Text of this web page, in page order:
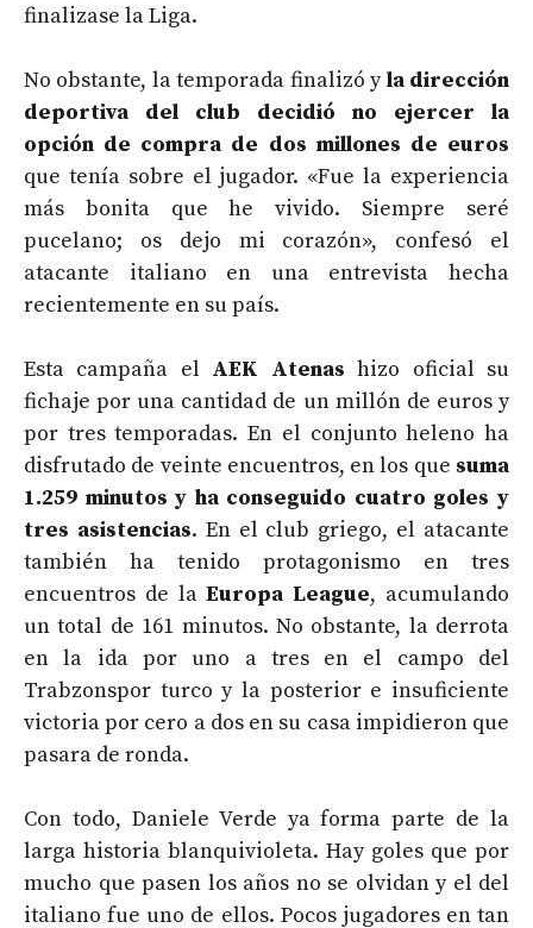
finalizase la Liga.
No obstante, la temporada finalizó yla dirección
deportiva del club decidió no ejercer la
opción de compra de dos millones de euros
que tenía sobre el jugador. «Fue la experiencia
más bonita que he vivido. Siempre seré
pucelano; os dejo mi corazón», confesó el
atacante italiano en una entrevista hecha
recientemente en su país.
Esta campaña el AEK Atenas hizo oficial su
fichaje por una cantidad de un millón de euros y
por tres temporadas. En el conjunto heleno ha
disfrutado de veinte encuentros, en los que suma
1.259 minutos y ha conseguido cuatro goles y
tres asistencias. En el club griego, el atacante
también ha tenido protagonismo en tres
encuentros de laEuropa League, acumulando
un total de 161 minutos. No obstante, la derrota
en la ida por uno a tres en el campo del
Trabzonspor turco y la posterior e insuficiente
victoria por cero a dos en su casa impidieron que
pasara de ronda.
Con todo, Daniele Verde ya forma parte de la
larga historia blanquivioleta. Hay goles que por
mucho que pasen los años no se olvidan y el del
italiano fue uno de ellos. Pocos jugadores en tan